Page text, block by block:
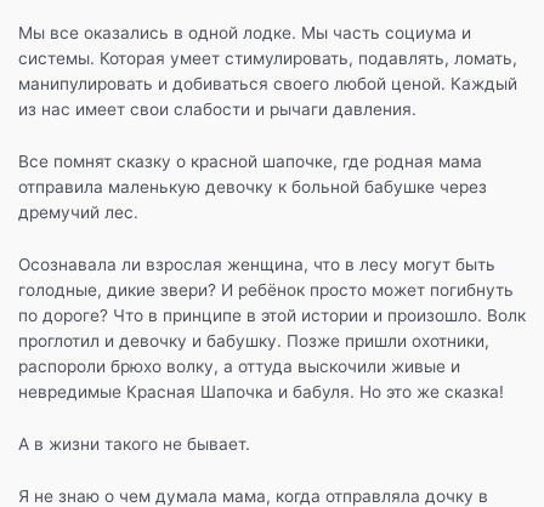
ь
Мы все оказались в одной лодке. Мы часть социума и
системы. Которая умеет стимулировать, подавлять, ломать,
манипулировать и добиваться своего любой ценой. Каждый
из нас имеет свои слабости и рычаги давления.
Все помнят сказку о красной шапочке, где родная мама
отправила маленькую девочку к больной бабушке через
дремучий лес.
Осознавала ли взрослая женщина, что в лесу могут быть
голодные, дикие звери? И ребёнок просто может погибнуть
по дороге? Что в принципе в этой истории и произошло. Волк
проглотил и девочку и бабушку. Позже пришли охотники,
распороли брюхо волку, а оттуда выскочили живые и
невредимые Красная Шапочка и бабуля. Но это же сказка!
А в жизни такого не бывает.
Я не знаю о чем думала мама, когда отправляла дочку в